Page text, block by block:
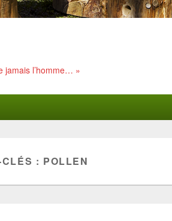
jamais l’homme… »
: POLLEN